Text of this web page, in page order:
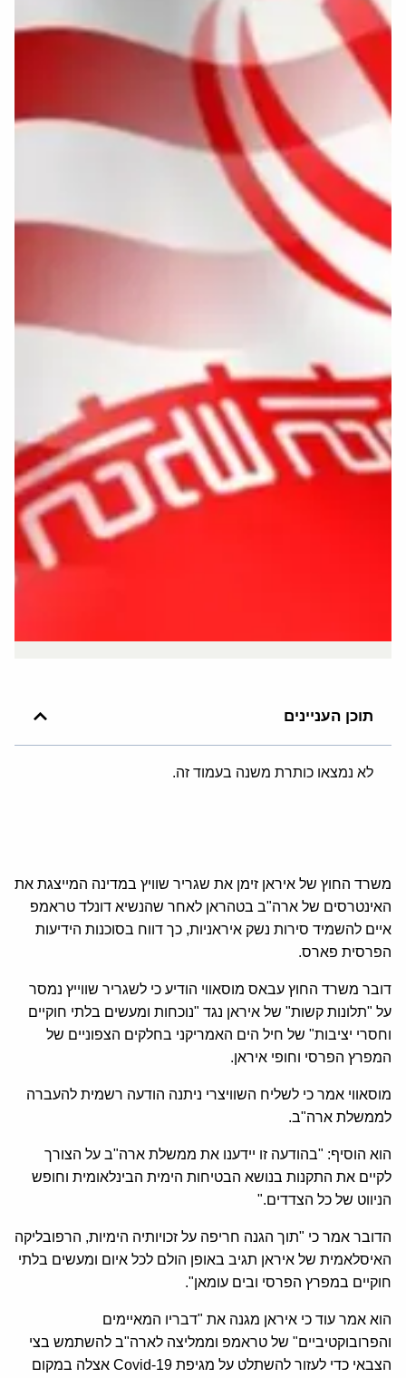
תוכן העניינים
לא נמצאו כותרת משנה בעמוד זה.
משרד החוץ של איראן זימן את שגריר שוויץ במדינה המייצגת את
האינטרסים של ארה"ב בטהראן לאחר שהנשיא דונלד טראמפ
איים להשמיד סירות נשק איראניות, כך דווח בסוכנות הידיעות
הפרסית פארס.
דובר משרד החוץ עבאס מוסאווי הודיע כי לשגריר שווייץ נמסר
על "תלונות קשות" של איראן נגד "נוכחות ומעשים בלתי חוקיים
וחסרי יציבות" של חיל הים האמריקני בחלקים הצפוניים של
המפרץ הפרסי וחופי איראן.
מוסאווי אמר כי לשליח השוויצרי ניתנה הודעה רשמית להעברה
לממשלת ארה"ב.
הוא הוסיף: "בהודעה זו יידענו את ממשלת ארה"ב על הצורך
לקיים את התקנות בנושא הבטיחות הימית הבינלאומית וחופש
הניווט של כל הצדדים."
הדובר אמר כי "תוך הגנה חריפה על זכויותיה הימיות, הרפובליקה
האיסלאמית של איראן תגיב באופן הולם לכל איום ומעשים בלתי
חוקיים במפרץ הפרסי ובים עומאן".
הוא אמר עוד כי איראן מגנה את "דבריו המאיימים
והפרובוקטיביים" של טראמפ וממליצה לארה"ב להשתמש בצי
הצבאי כדי לעזור להשתלט על מגיפת Covid-19 אצלה במקום